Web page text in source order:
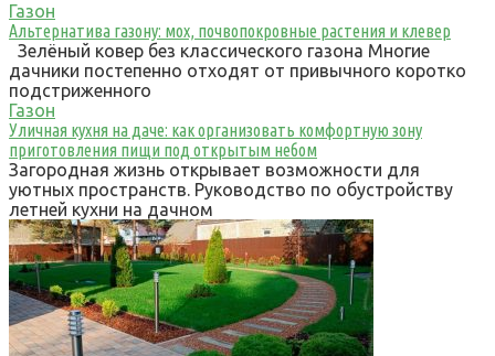
Газон
Альтернатива газону: мох, почвопокровные растения и клевер
Зелёный ковер без классического газона Многие
дачники постепенно отходят от привычного коротко
подстриженного
Газон
Уличная кухня на даче: как организовать комфортную зону
приготовления пищи под открытым небом
Загородная жизнь открывает возможности для
уютных пространств. Руководство по обустройству
летней кухни на дачном